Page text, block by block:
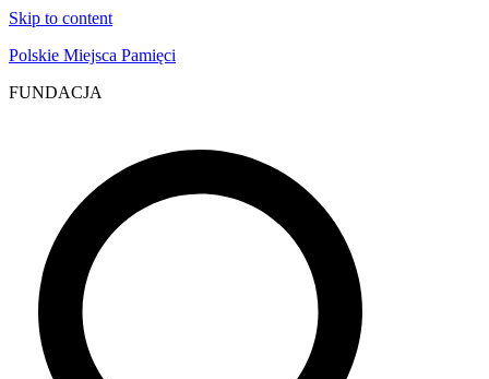
Skip to content
Polskie Miejsca Pamięci
FUNDACJA